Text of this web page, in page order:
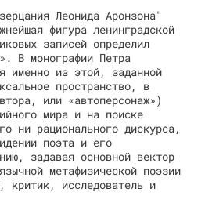
Леонида Аронзона"
фигура ленинградской
записей определил
В монографии Петра
именно из этой, заданной
пространство, в
или «автоперсонаж»)
мира и на поиске
ни рационального дискурса,
поэта и его
задавая основной вектор
метафизической поэзии
критик, исследователь и